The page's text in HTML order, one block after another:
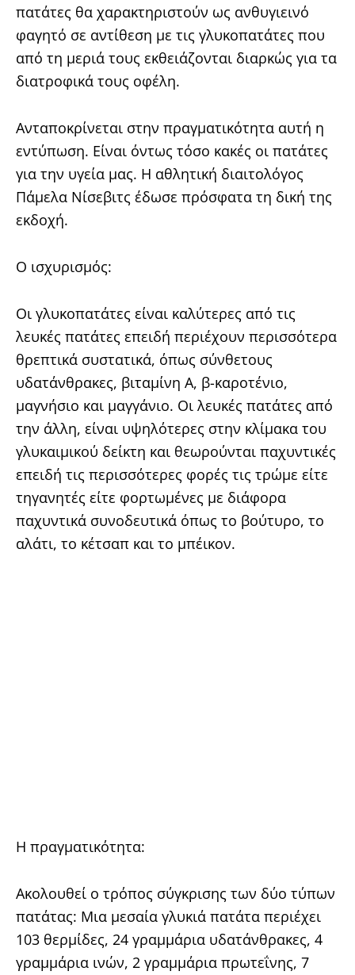
πατάτες θα χαρακτηριστούν ως ανθυγιεινό
φαγητό σε αντίθεση με τις γλυκοπατάτες που
από τη μεριά τους εκθειάζονται διαρκώς για τα
διατροφικά τους οφέλη.
Ανταποκρίνεται στην πραγματικότητα αυτή η
εντύπωση. Είναι όντως τόσο κακές οι πατάτες
για την υγεία μας. Η αθλητική διαιτολόγος
Πάμελα Νίσεβιτς έδωσε πρόσφατα τη δική της
εκδοχή.
Ο ισχυρισμός:
Οι γλυκοπατάτες είναι καλύτερες από τις
λευκές πατάτες επειδή περιέχουν περισσότερα
θρεπτικά συστατικά, όπως σύνθετους
υδατάνθρακες, βιταμίνη Α, β-καροτένιο,
μαγνήσιο και μαγγάνιο. Οι λευκές πατάτες από
την άλλη, είναι υψηλότερες στην κλίμακα του
γλυκαιμικού δείκτη και θεωρούνται παχυντικές
επειδή τις περισσότερες φορές τις τρώμε είτε
τηγανητές είτε φορτωμένες με διάφορα
παχυντικά συνοδευτικά όπως το βούτυρο, το
αλάτι, το κέτσαπ και το μπέικον.
Η πραγματικότητα:
Ακολουθεί ο τρόπος σύγκρισης των δύο τύπων
πατάτας: Μια μεσαία γλυκιά πατάτα περιέχει
103 θερμίδες, 24 γραμμάρια υδατάνθρακες, 4
γραμμάρια ινών, 2 γραμμάρια πρωτεΐνης, 7